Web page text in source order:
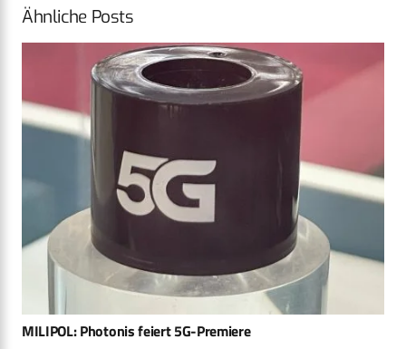
Ähnliche Posts
MILIPOL: Photonis feiert 5G-Premiere